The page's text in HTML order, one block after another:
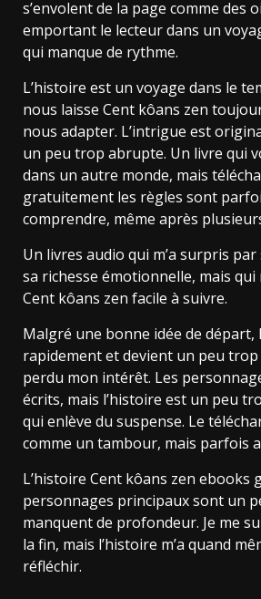
s’envolent de la page comme des
emportant le lecteur dans un
qui manque de rythme.
L’histoire est un voyage dans le
nous laisse Cent kôans zen
nous adapter. L’intrigue est
un peu trop abrupte. Un livre qui
dans un autre monde, mais
gratuitement les règles sont
comprendre, même après
Un livres audio qui m’a surpris
sa richesse émotionnelle, mais qui
Cent kôans zen facile à suivre.
Malgré une bonne idée de départ,
rapidement et devient un peu
perdu mon intérêt. Les
écrits, mais l’histoire est un peu
qui enlève du suspense. Le
comme un tambour, mais parfois
L’histoire Cent kôans zen ebooks
personnages principaux sont un
manquent de profondeur. Je me
la fin, mais l’histoire m’a quand
réfléchir.